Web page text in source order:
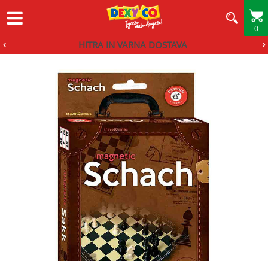
0
HITRA IN VARNA DOSTAVA